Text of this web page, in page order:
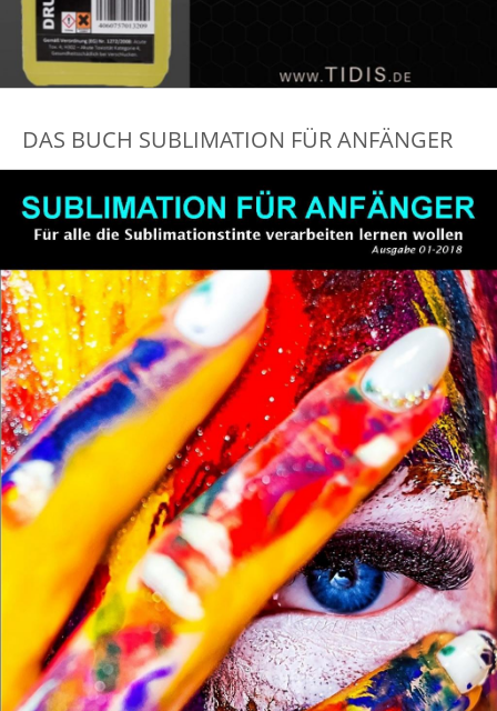
DAS BUCH SUBLIMATION FÜR ANFÄNGER